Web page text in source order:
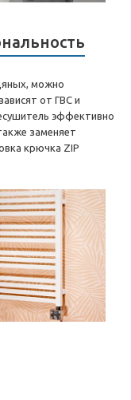
можно
от ГВС и
эффективно
заменяет
крючка ZIP